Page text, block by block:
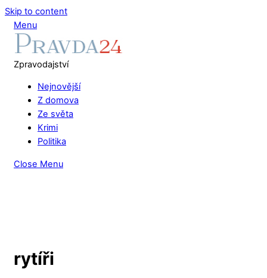
Skip to content
Menu
Zpravodajství
Nejnovější
Z domova
Ze světa
Krimi
Politika
Close Menu
rytíři